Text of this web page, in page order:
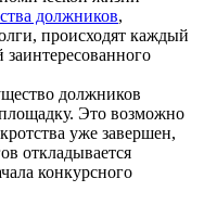
должников,
происходят каждый
заинтересованного
должников
Это возможно
уже завершен,
откладывается
конкурсного